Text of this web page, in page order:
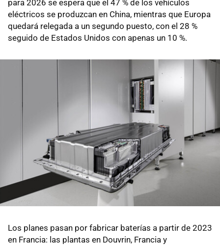
para 2026 se espera que el 47 % de los vehículos
eléctricos se produzcan en China, mientras que Europa
quedará relegada a un segundo puesto, con el 28 %
seguido de Estados Unidos con apenas un 10 %.
Los planes pasan por fabricar baterías a partir de 2023
en Francia: las plantas en Douvrin, Francia y